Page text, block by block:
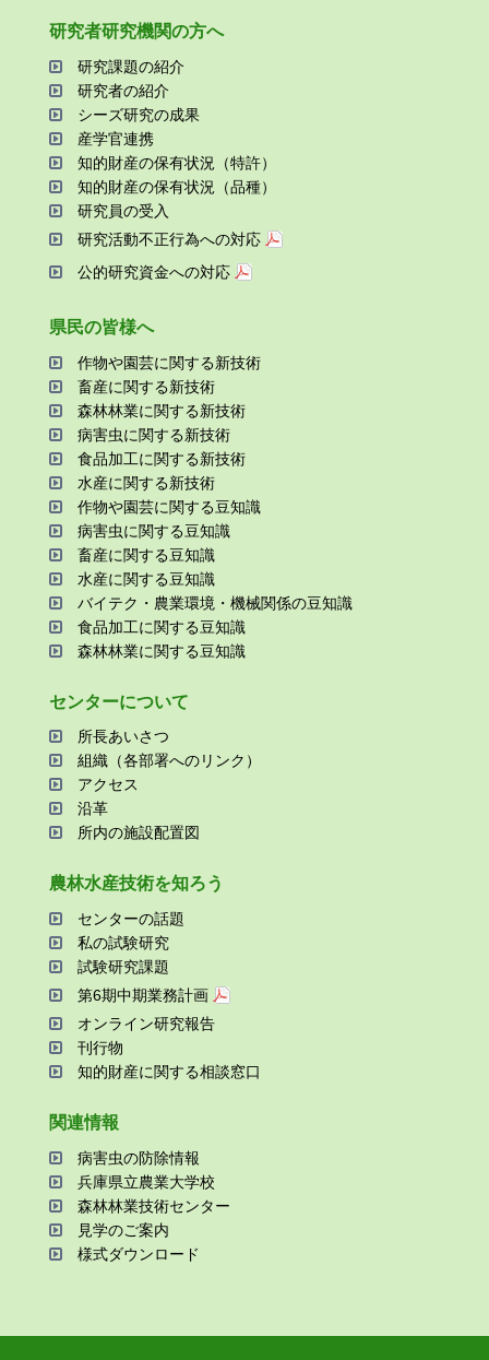
研究者研究機関の⽅へ
研究課題の紹介
研究者の紹介
シーズ研究の成果
産学官連携
知的財産の保有状況（特許）
知的財産の保有状況（品種）
研究員の受⼊
研究活動不正⾏為への対応
公的研究資金への対応
県⺠の皆様へ
作物や園芸に関する新技術
畜産に関する新技術
森林林業に関する新技術
病害⾍に関する新技術
⾷品加⼯に関する新技術
⽔産に関する新技術
作物や園芸に関する⾖知識
病害⾍に関する⾖知識
畜産に関する⾖知識
⽔産に関する⾖知識
バイテク・農業環境・機械関係の⾖知識
⾷品加⼯に関する⾖知識
森林林業に関する⾖知識
センターについて
所⻑あいさつ
組織（各部署へのリンク）
アクセス
沿⾰
所内の施設配置図
農林⽔産技術を知ろう
センターの話題
私の試験研究
試験研究課題
第6期中期業務計画
オンライン研究報告
刊⾏物
知的財産に関する相談窓⼝
関連情報
病害⾍の防除情報
兵庫県⽴農業⼤学校
森林林業技術センター
⾒学のご案内
様式ダウンロード